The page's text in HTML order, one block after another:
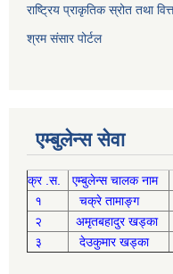
राष्ट्रिय प्राकृतिक स्रोत तथा
श्रम संसार पोर्टल
एम्बुलेन्स सेवा
क्र .स. एम्बुलेन्स चालक नाम
१
चक्रे तामाङ्ग
२
अमृतबहादुर खड्का
३
देउकुमार खड्का